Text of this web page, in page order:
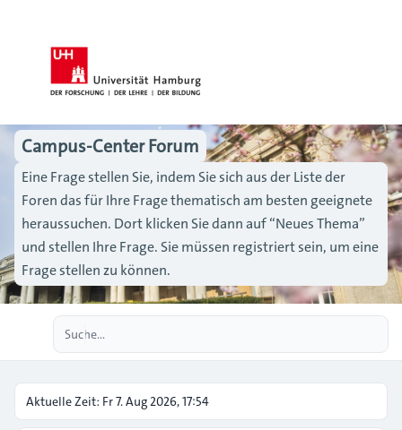
Campus-Center Forum
Eine Frage stellen Sie, indem Sie sich aus der Liste der
Foren das für Ihre Frage thematisch am besten geeignete
heraussuchen. Dort klicken Sie dann auf “Neues Thema”
und stellen Ihre Frage. Sie müssen registriert sein, um eine
Frage stellen zu können.
Aktuelle Zeit: Fr 7. Aug 2026, 17:54